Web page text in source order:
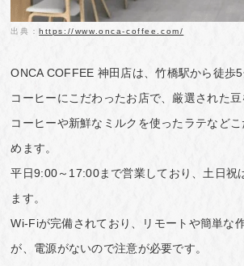
出典：https://www.onca-coffee.com/
ONCA COFFEE 神田店は、竹橋駅から徒歩5
コーヒーにこだわったお店で、厳選された
コーヒーや新鮮なミルクを使ったラテなど
めます。
平日9:00～17:00まで営業しており、土日祝
ます。
Wi-Fiが完備されており、リモートや簡単な
が、電源がないので注意が必要です。